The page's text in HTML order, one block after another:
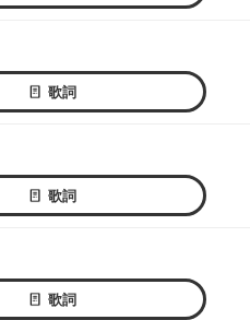
歌詞
歌詞
歌詞